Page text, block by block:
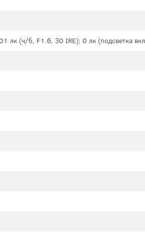
лк (ч/б, F1.6, 30 IRE); 0 лк (подсветка